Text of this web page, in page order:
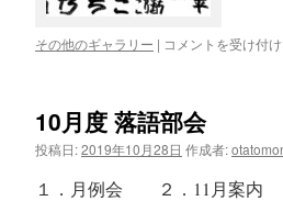
その他のギャラリー | 11
語
部
会
は
コメントを受け付
10月度 落語部会
投稿日:2019年10月28日 作成者:
１．月例会 ２．11月案内